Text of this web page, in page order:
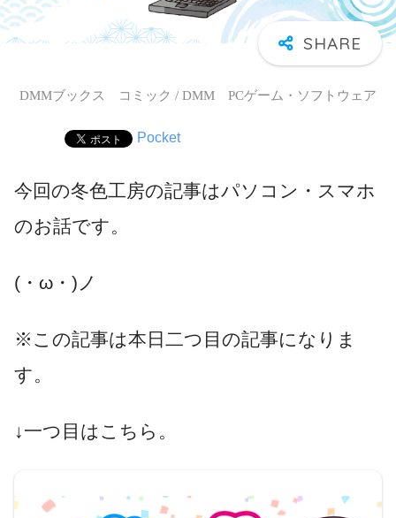
DMMブックス コミック / DMM PCゲーム・ソフトウェア
Pocket
今回の冬色工房の記事はパソコン・スマホ
のお話です。
(・ω・)ノ
※この記事は本日二つ目の記事になりま
す。
↓一つ目はこちら。